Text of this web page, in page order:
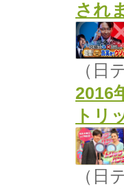
され
（日
2016
トリ
（日